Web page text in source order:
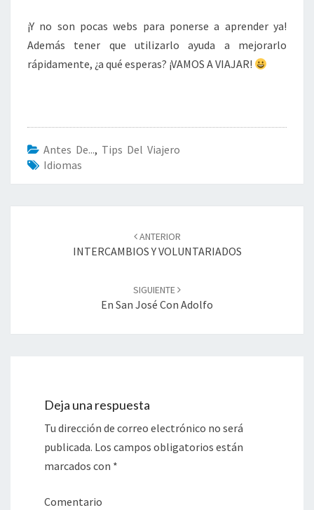
¡Y no son pocas webs para ponerse a aprender ya!
Además tener que utilizarlo ayuda a mejorarlo
rápidamente, ¿a qué esperas? ¡VAMOS A VIAJAR!
Antes De..., Tips Del Viajero
Idiomas
ANTERIOR
INTERCAMBIOS Y VOLUNTARIADOS
SIGUIENTE
En San José Con Adolfo
Deja una respuesta
Tu dirección de correo electrónico no será
publicada. Los campos obligatorios están
marcados con *
Comentario